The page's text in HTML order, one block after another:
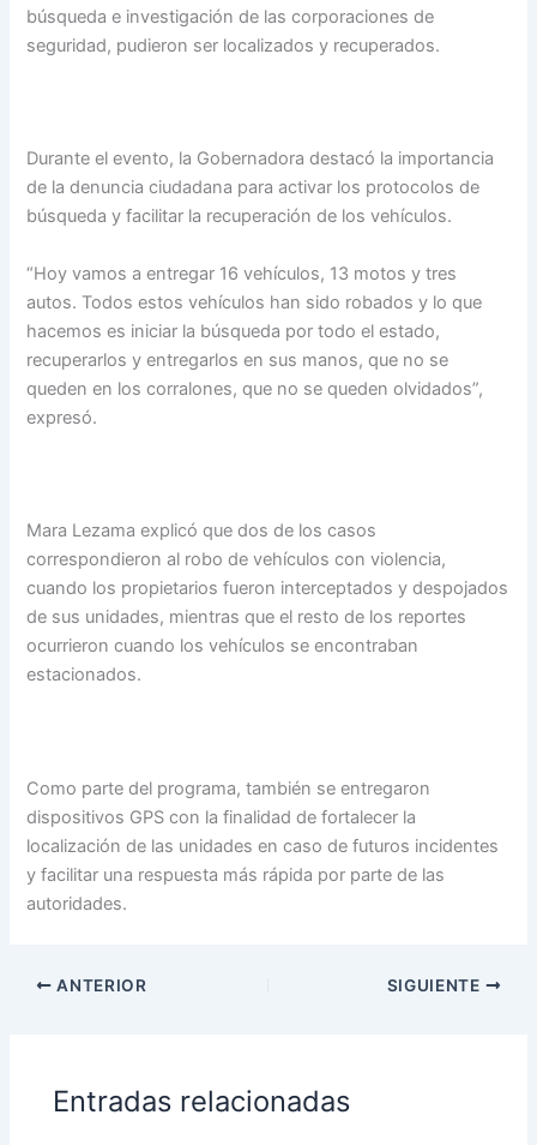
búsqueda e investigación de las corporaciones de
seguridad, pudieron ser localizados y recuperados.
Durante el evento, la Gobernadora destacó la importancia
de la denuncia ciudadana para activar los protocolos de
búsqueda y facilitar la recuperación de los vehículos.
“Hoy vamos a entregar 16 vehículos, 13 motos y tres
autos. Todos estos vehículos han sido robados y lo que
hacemos es iniciar la búsqueda por todo el estado,
recuperarlos y entregarlos en sus manos, que no se
queden en los corralones, que no se queden olvidados”,
expresó.
Mara Lezama explicó que dos de los casos
correspondieron al robo de vehículos con violencia,
cuando los propietarios fueron interceptados y despojados
de sus unidades, mientras que el resto de los reportes
ocurrieron cuando los vehículos se encontraban
estacionados.
Como parte del programa, también se entregaron
dispositivos GPS con la finalidad de fortalecer la
localización de las unidades en caso de futuros incidentes
y facilitar una respuesta más rápida por parte de las
autoridades.
ANTERIOR SIGUIENTE
Entradas relacionadas